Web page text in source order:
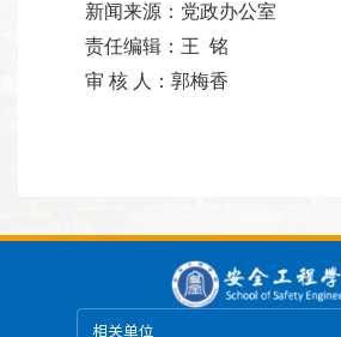
新闻来源：党政办公室
责任编辑：王 铭
审 核 人：郭梅香
相关单位